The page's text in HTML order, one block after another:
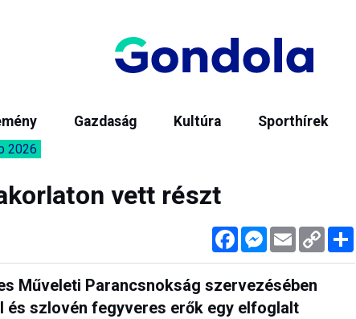
Gazdaság Kultúra Sporthírek
2026
vett részt
FacebookMessenger
Email Copy
Link
Műveleti Parancsnokság szervezésében
és szlovén fegyveres erők egy elfoglalt